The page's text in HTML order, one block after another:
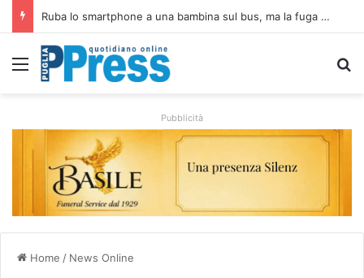
Ruba lo smartphone a una bambina sul bus, ma la fuga dura pochi minuti: decisivo un commissario fuori servizio
Menu
Pubblicità
Home / News Online